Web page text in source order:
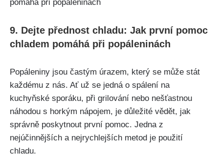
9.⁣ Dejte přednost ‍chladu: Jak ​první pomoc
chladem pomáhá při popáleninách
Popáleniny jsou častým úrazem, který se může stát
každému z nás. Ať už⁢ se jedná o spálení na
⁢kuchyňské sporáku, při grilování nebo‌ nešťastnou
náhodou s horkým nápojem, je ‍důležité⁤ vědět, jak
správně poskytnout první pomoc. Jedna z
⁣nejúčinnějších a nejrychlejších metod​ je ‍použití
chladu.